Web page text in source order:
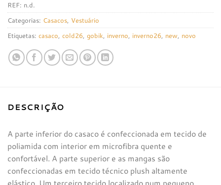
REF: n.d.
Categorias: Casacos, Vestuário
Etiquetas: casaco, cold26, gobik, inverno, inverno26, new, novo
DESCRIÇÃO
A parte inferior do casaco é confeccionada em tecido de
poliamida com interior em microfibra quente e
confortável. A parte superior e as mangas são
confeccionadas em tecido técnico plush altamente